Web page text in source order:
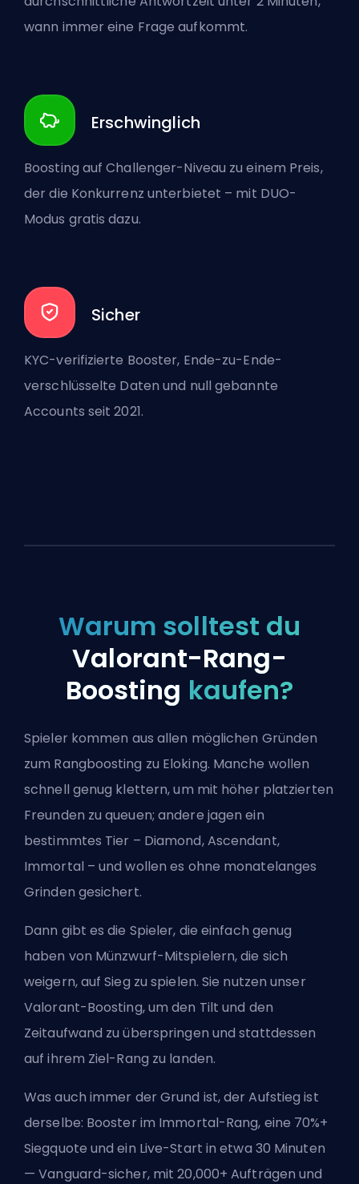
wann immer eine Frage aufkommt.
Erschwinglich
Boosting auf Challenger-Niveau zu einem Preis,
der die Konkurrenz unterbietet – mit DUO-
Modus gratis dazu.
Sicher
KYC-verifizierte Booster, Ende-zu-Ende-
verschlüsselte Daten und null gebannte
Accounts seit 2021.
Warum solltest du
Valorant-Rang-
Boosting kaufen?
Spieler kommen aus allen möglichen Gründen
zum Rangboosting zu Eloking. Manche wollen
schnell genug klettern, um mit höher platzierten
Freunden zu queuen; andere jagen ein
bestimmtes Tier – Diamond, Ascendant,
Immortal – und wollen es ohne monatelanges
Grinden gesichert.
Dann gibt es die Spieler, die einfach genug
haben von Münzwurf-Mitspielern, die sich
weigern, auf Sieg zu spielen. Sie nutzen unser
Valorant-Boosting, um den Tilt und den
Zeitaufwand zu überspringen und stattdessen
auf ihrem Ziel-Rang zu landen.
Was auch immer der Grund ist, der Aufstieg ist
derselbe: Booster im Immortal-Rang, eine 70%+
Siegquote und ein Live-Start in etwa 30 Minuten
— Vanguard-sicher, mit 20,000+ Aufträgen und